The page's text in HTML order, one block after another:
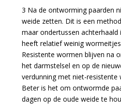
3 Na de ontworming paarden
weide zetten. Dit is een
maar ondertussen achterhaald
heeft relatief weinig
Resistente wormen blijven na
het darmstelsel en op de
verdunning met niet-resistente
Beter is het om ontwormde
dagen op de oude weide te